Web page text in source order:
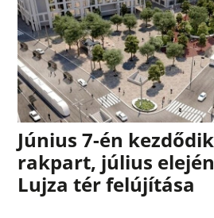
Június 7-én
rakpart, július
Lujza tér felújítása